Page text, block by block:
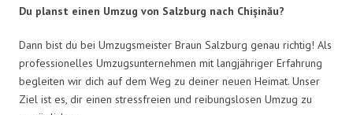
Du planst einen Umzug von Salzburg nach Chișinău?
Dann bist du bei Umzugsmeister Braun Salzburg genau richtig! Als
professionelles Umzugsunternehmen mit langjähriger Erfahrung
begleiten wir dich auf dem Weg zu deiner neuen Heimat. Unser
Ziel ist es, dir einen stressfreien und reibungslosen Umzug zu